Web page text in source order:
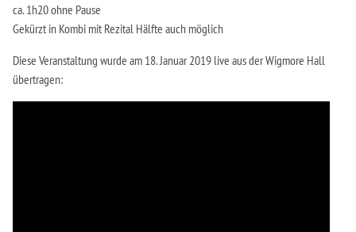
ca. 1h20 ohne Pause
Gekürzt in Kombi mit Rezital Hälfte auch möglich
Diese Veranstaltung wurde am 18. Januar 2019 live aus der Wigmore Hall
übertragen: